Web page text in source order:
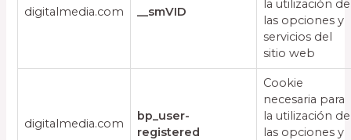
digitalmedia.com __smVID
la utilización de
las opciones y
servicios del
sitio web
digitalmedia.com
bp_user-
registered
Cookie
necesaria para
la utilización de
las opciones y